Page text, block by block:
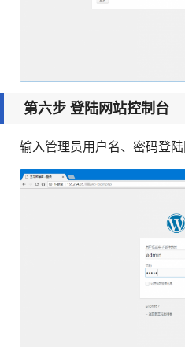
第六步 登陆网站控制台
输入管理员用户名、密码登陆